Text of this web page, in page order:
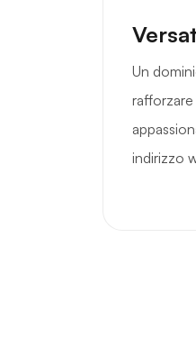
Un
indirizzo